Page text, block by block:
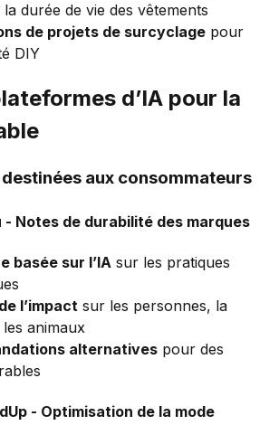
durée de vie des vêtements
de projets de surcyclage pour
DIY
d’IA pour la
aux consommateurs
- Notes de durabilité des marques
basée sur l’IA sur les pratiques
l’impact sur les personnes, la
animaux
alternatives pour des
- Optimisation de la mode